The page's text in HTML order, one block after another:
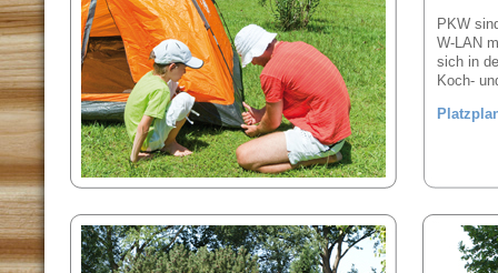
PKW
W-LAN
sich in
Koch-